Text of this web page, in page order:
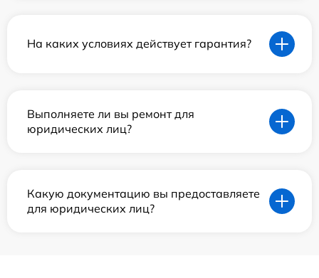
На каких условиях действует гарантия?
Выполняете ли вы ремонт для
юридических лиц?
Какую документацию вы предоставляете
для юридических лиц?